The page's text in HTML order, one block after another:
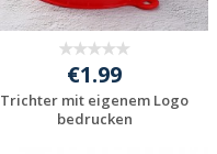
€1.99
Trichter mit eigenem Logo
bedrucken